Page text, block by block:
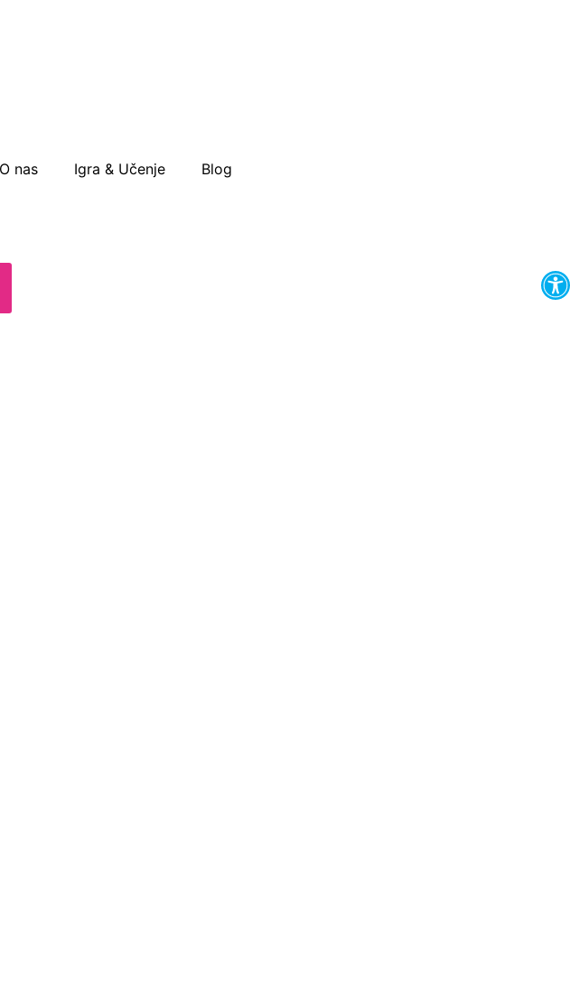
O nas Igra & Učenje Blog